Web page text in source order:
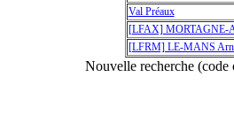
Val Préaux
[LFAX] MORTAGNE-
[LFRM] LE-MANS
Nouvelle recherche